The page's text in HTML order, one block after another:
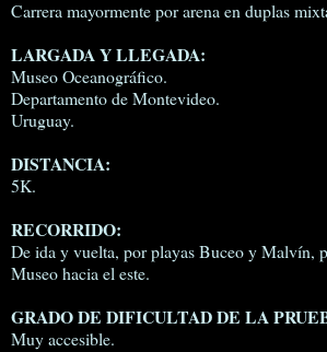
Carrera mayormente por arena en duplas
LARGADA Y LLEGADA:
Museo Oceanográfico.
Departamento de Montevideo.
Uruguay.
DISTANCIA:
5K.
RECORRIDO:
De ida y vuelta, por playas Buceo y Malvín,
Museo hacia el este.
GRADO DE DIFICULTAD DE LA
Muy accesible.